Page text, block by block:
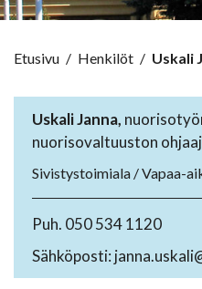
Etusivu / Henkilöt / Uskali
Uskali Janna,
nuorisovaltuuston
Sivistystoimiala / Vapaa-
Puh. 050 534 1120
Sähköposti: